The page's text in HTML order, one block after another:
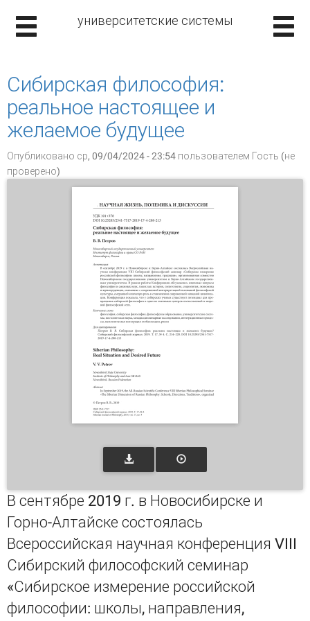
университетские системы
Сибирская философия:
реальное настоящее и
желаемое будущее
Опубликовано ср, 09/04/2024 - 23:54 пользователем Гость (не
проверено)
В сентябре 2019 г. в Новосибирске и
Горно-Алтайске состоялась
Всероссийская научная конференция VIII
Сибирский философский семинар
«Сибирское измерение российской
философии: школы, направления,